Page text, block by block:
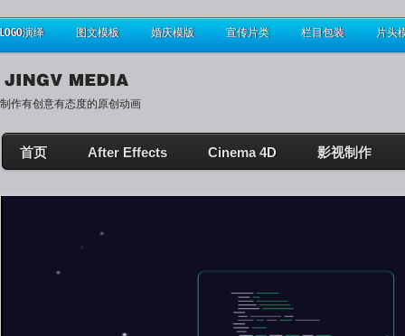
LOGO演绎 图文模板 婚庆模版 宣传片类 栏目包装 片头
制作有创意有态度的原创动画
首页 After Effects Cinema 4D 影视制作